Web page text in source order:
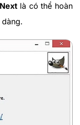
Next là có thể hoàn